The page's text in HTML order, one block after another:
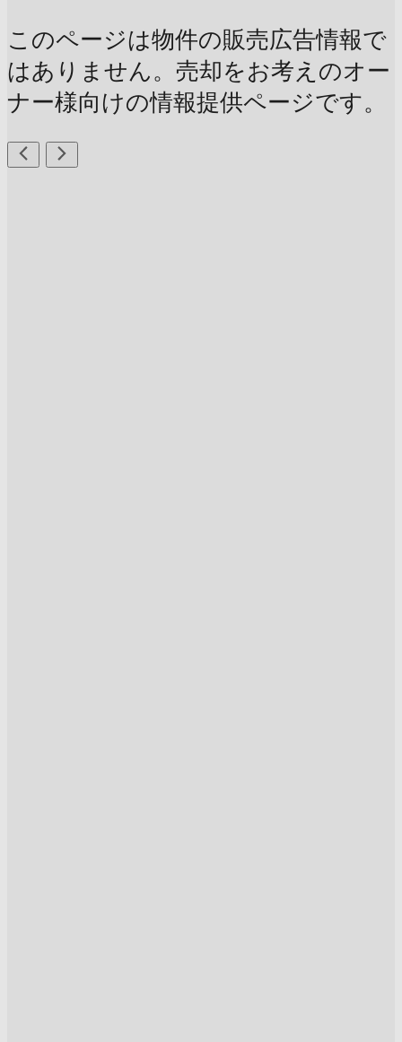
このページは物件の販売広告情報で
はありません。売却をお考えのオー
ナー様向けの情報提供ページです。